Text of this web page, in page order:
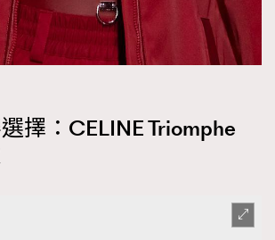
擇：CELINE Triomphe